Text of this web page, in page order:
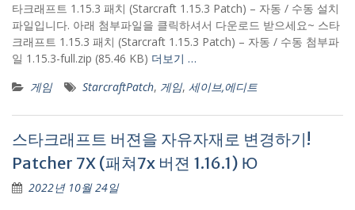
타크래프트 1.15.3 패치 (Starcraft 1.15.3 Patch) – 자동 / 수동 설치
파일입니다. 아래 첨부파일을 클릭하셔서 다운로드 받으세요~ 스타
크래프트 1.15.3 패치 (Starcraft 1.15.3 Patch) – 자동 / 수동 첨부파
일 1.15.3-full.zip (85.46 KB) 더보기 …
게임
StarcraftPatch, 게임, 세이브,에디트
스타크래프트 버젼을 자유자재로 변경하기!
Patcher 7X (패쳐7x 버젼 1.16.1) Ю
2022년 10월 24일